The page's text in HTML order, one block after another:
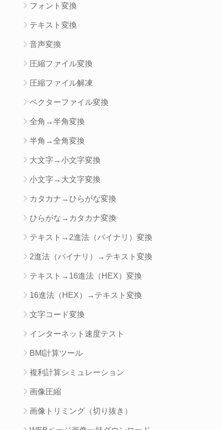
フォント変換
テキスト変換
音声変換
圧縮ファイル変換
圧縮ファイル解凍
ベクターファイル変換
全角→半角変換
半角→全角変換
大文字→小文字変換
小文字→大文字変換
カタカナ→ひらがな変換
ひらがな→カタカナ変換
テキスト→2進法（バイナリ）変換
2進法（バイナリ）→テキスト変換
テキスト→16進法（HEX）変換
16進法（HEX）→テキスト変換
文字コード変換
インターネット速度テスト
BMI計算ツール
複利計算シミュレーション
画像圧縮
画像トリミング（切り抜き）